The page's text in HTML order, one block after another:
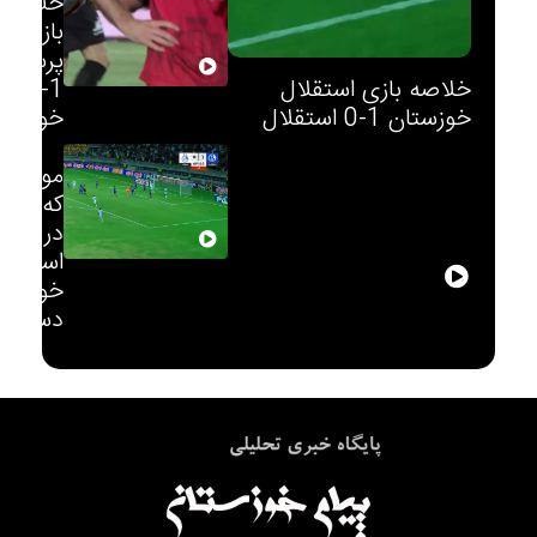
خلاصه بازی استقلال
خوزستان 1-0 استقلال
بازی
که
در
دست